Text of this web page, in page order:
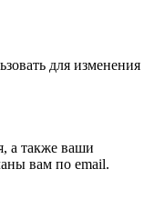
для изменения
а также ваши
вам по email.